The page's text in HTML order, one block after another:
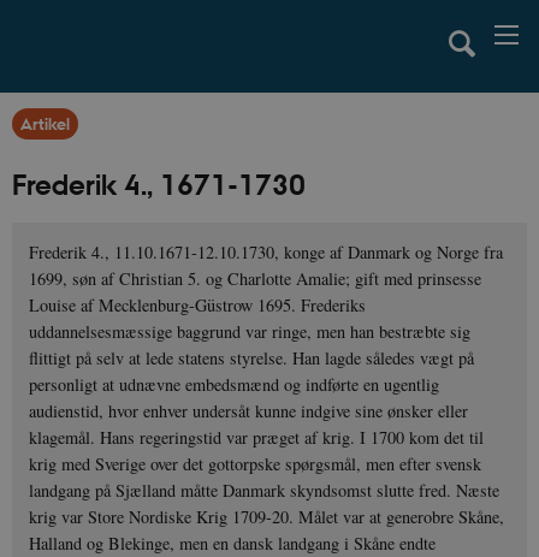
Artikel
Frederik 4., 1671-1730
Frederik 4., 11.10.1671-12.10.1730, konge af Danmark og Norge fra
1699, søn af Christian 5. og Charlotte Amalie; gift med prinsesse
Louise af Mecklenburg-Güstrow 1695. Frederiks
uddannelsesmæssige baggrund var ringe, men han bestræbte sig
flittigt på selv at lede statens styrelse. Han lagde således vægt på
personligt at udnævne embedsmænd og indførte en ugentlig
audienstid, hvor enhver undersåt kunne indgive sine ønsker eller
klagemål. Hans regeringstid var præget af krig. I 1700 kom det til
krig med Sverige over det gottorpske spørgsmål, men efter svensk
landgang på Sjælland måtte Danmark skyndsomst slutte fred. Næste
krig var Store Nordiske Krig 1709-20. Målet var at generobre Skåne,
Halland og Blekinge, men en dansk landgang i Skåne endte